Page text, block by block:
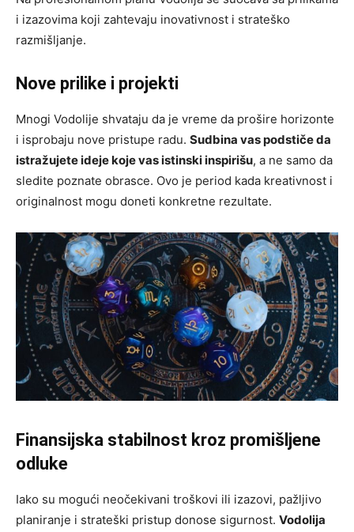
i izazovima koji zahtevaju inovativnost i strateško
razmišljanje.
Nove prilike i projekti
Mnogi Vodolije shvataju da je vreme da prošire horizonte
i isprobaju nove pristupe radu. Sudbina vas podstiče da
istražujete ideje koje vas istinski inspirišu, a ne samo da
sledite poznate obrasce. Ovo je period kada kreativnost i
originalnost mogu doneti konkretne rezultate.
Finansijska stabilnost kroz promišljene
odluke
Iako su mogući neočekivani troškovi ili izazovi, pažljivo
planiranje i strateški pristup donose sigurnost. Vodolija